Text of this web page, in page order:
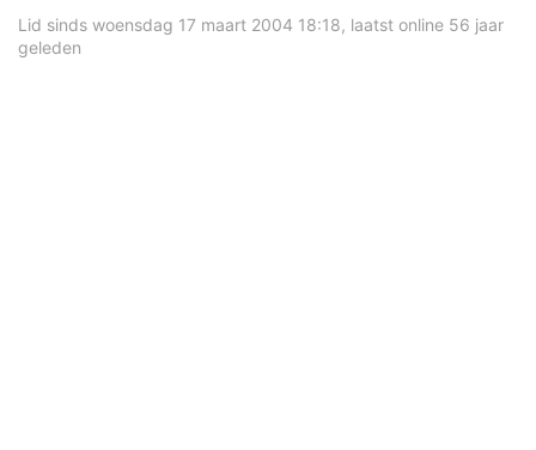
Lid sinds woensdag 17 maart 2004 18:18, laatst online 56 jaar
geleden